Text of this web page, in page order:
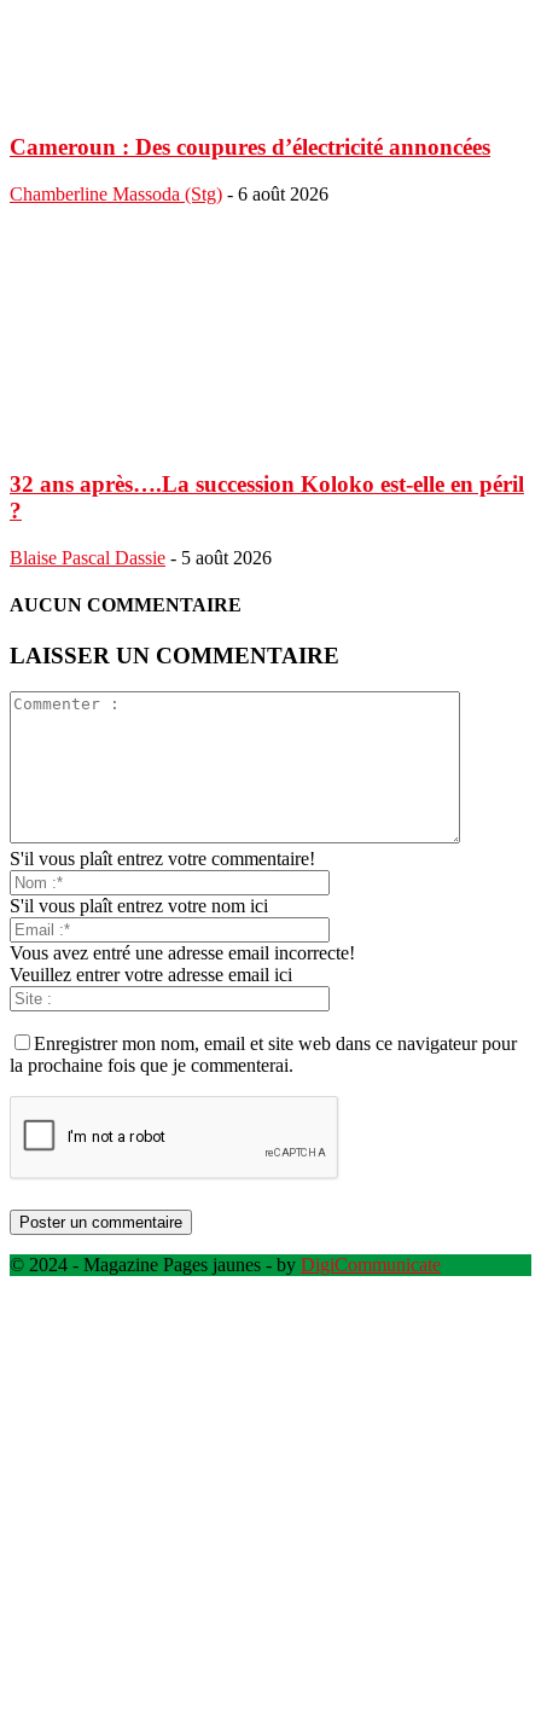
Cameroun : Des coupures d’électricité annoncées
Chamberline Massoda (Stg) - 6 août 2026
32 ans après….La succession Koloko est-elle en péril
?
Blaise Pascal Dassie - 5 août 2026
AUCUN COMMENTAIRE
LAISSER UN COMMENTAIRE
S'il vous plaît entrez votre commentaire!
S'il vous plaît entrez votre nom ici
Vous avez entré une adresse email incorrecte!
Veuillez entrer votre adresse email ici
Enregistrer mon nom, email et site web dans ce navigateur pour
la prochaine fois que je commenterai.
© 2024 - Magazine Pages jaunes - by DigiCommunicate